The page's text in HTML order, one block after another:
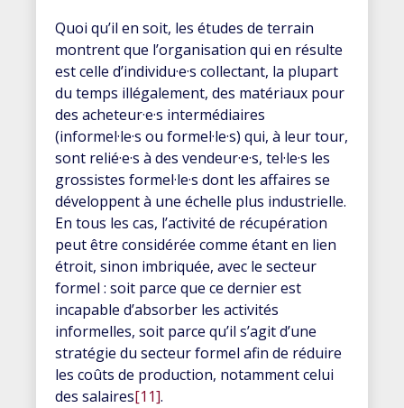
Quoi qu’il en soit, les études de terrain
montrent que l’organisation qui en résulte
est celle d’individu·e·s collectant, la plupart
du temps illégalement, des matériaux pour
des acheteur·e·s intermédiaires
(informel·le·s ou formel·le·s) qui, à leur tour,
sont relié·e·s à des vendeur·e·s, tel·le·s les
grossistes formel·le·s dont les affaires se
développent à une échelle plus industrielle.
En tous les cas, l’activité de récupération
peut être considérée comme étant en lien
étroit, sinon imbriquée, avec le secteur
formel : soit parce que ce dernier est
incapable d’absorber les activités
informelles, soit parce qu’il s’agit d’une
stratégie du secteur formel afin de réduire
les coûts de production, notamment celui
des salaires[11].